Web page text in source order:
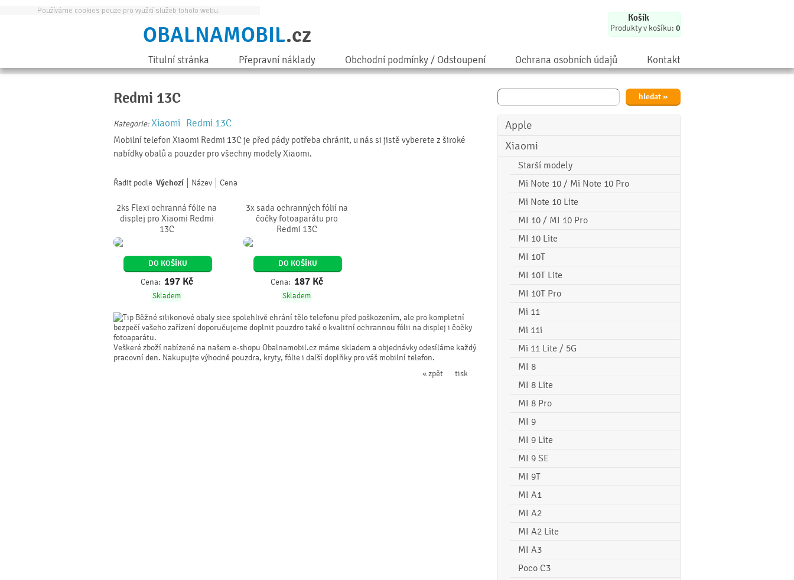
Košík
Produkty v košíku: 0
OBALNAMOBIL.cz
Titulní stránka Přepravní náklady Obchodní podmínky / Odstoupení Ochrana osobních údajů Kontakt
Apple
Xiaomi
Starší modely
Mi Note 10 / Mi Note 10 Pro
Mi Note 10 Lite
MI 10 / MI 10 Pro
MI 10 Lite
MI 10T
MI 10T Lite
MI 10T Pro
Mi 11
Mi 11i
Mi 11 Lite / 5G
MI 8
MI 8 Lite
MI 8 Pro
MI 9
MI 9 Lite
MI 9 SE
MI 9T
MI A1
MI A2
MI A2 Lite
MI A3
Poco C3
Redmi 13C
Kategorie:Xiaomi Redmi 13C
Mobilní telefon Xiaomi Redmi 13C je před pády potřeba chránit, u nás si jistě vyberete z široké
nabídky obalů a pouzder pro všechny modely Xiaomi.
Řadit podle Výchozí Název Cena
2ks Flexi ochranná fólie na
displej pro Xiaomi Redmi
13C
DO KOŠÍKU
Cena: 197 Kč
Skladem
3x sada ochranných fólií na
čočky fotoaparátu pro
Redmi 13C
DO KOŠÍKU
Cena: 187 Kč
Skladem
Běžné silikonové obaly sice spolehlivě chrání tělo telefonu před poškozením, ale pro kompletní
bezpečí vašeho zařízení doporučujeme doplnit pouzdro také o kvalitní ochrannou fólii na displej i čočky
fotoaparátu.
Veškeré zboží nabízené na našem e-shopu Obalnamobil.cz máme skladem a objednávky odesíláme každý
pracovní den. Nakupujte výhodně pouzdra, kryty, fólie i další doplňky pro váš mobilní telefon.
tisk
« zpět